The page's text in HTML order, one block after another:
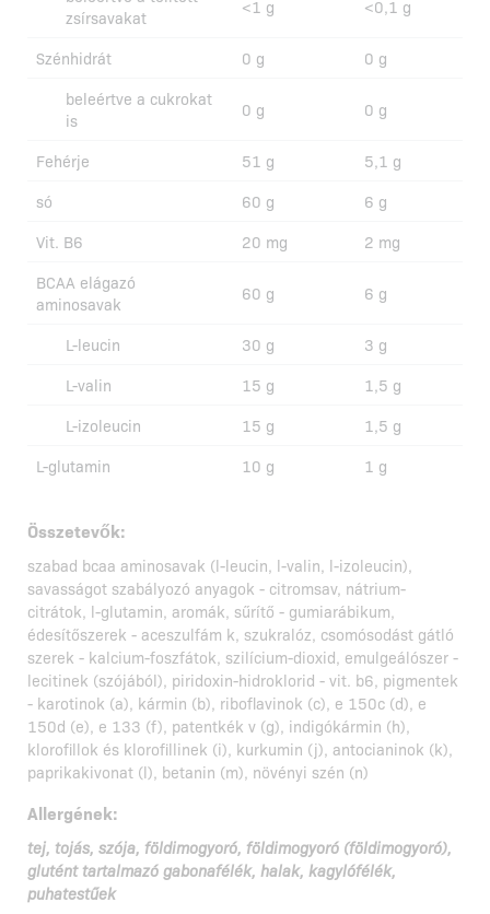
zsírsavakat
<1 g <0,1 g
Szénhidrát 0 g
0 g
beleértve a cukrokat
is
0 g 0 g
Fehérje 51 g
5,1 g
só
60 g
6 g
Vit. B6
20 mg
2 mg
BCAA elágazó
aminosavak
60 g 6 g
L-leucin 30 g
3 g
L-valin
15 g
1,5 g
L-izoleucin
15 g
1,5 g
L-glutamin
10 g 1 g
Összetevők:
szabad bcaa aminosavak (l-leucin, l-valin, l-izoleucin),
savasságot szabályozó anyagok - citromsav, nátrium-
citrátok, l-glutamin, aromák, sűrítő - gumiarábikum,
édesítőszerek - aceszulfám k, szukralóz, csomósodást gátló
szerek - kalcium-foszfátok, szilícium-dioxid, emulgeálószer -
lecitinek (szójából), piridoxin-hidroklorid - vit. b6, pigmentek
- karotinok (a), kármin (b), riboflavinok (c), e 150c (d), e
150d (e), e 133 (f), patentkék v (g), indigókármin (h),
klorofillok és klorofillinek (i), kurkumin (j), antocianinok (k),
paprikakivonat (l), betanin (m), növényi szén (n)
Allergének:
tej, tojás, szója, földimogyoró, földimogyoró (földimogyoró),
glutént tartalmazó gabonafélék, halak, kagylófélék,
puhatestűek